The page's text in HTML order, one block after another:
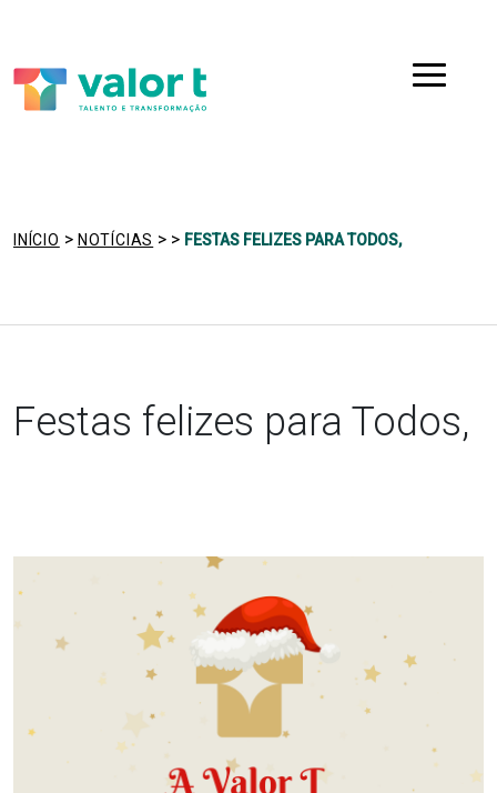
conteúdo
Menu
INÍCIO > NOTÍCIAS > > FESTAS FELIZES PARA TODOS,
Festas felizes para Todos,